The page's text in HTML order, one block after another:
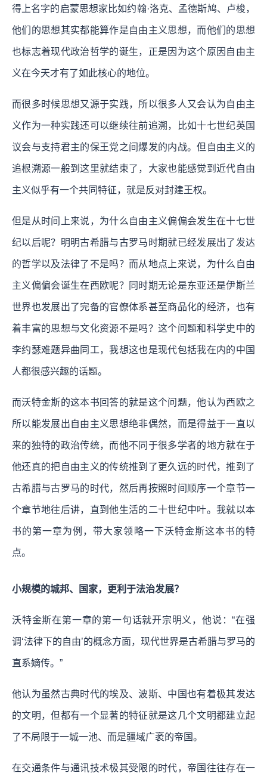
得上名字的启蒙思想家比如约翰·洛克、孟德斯鸠、卢梭，
他们的思想其实都能算作是自由主义思想，而他们的思想
也标志着现代政治哲学的诞生，正是因为这个原因自由主
义在今天才有了如此核心的地位。
而很多时候思想又源于实践，所以很多人又会认为自由主
义作为一种实践还可以继续往前追溯，比如十七世纪英国
议会与支持君主的保王党之间爆发的内战。但自由主义的
追根溯源一般到这里就结束了，大家也能感觉到近代自由
主义似乎有一个共同特征，就是反对封建王权。
但是从时间上来说，为什么自由主义偏偏会发生在十七世
纪以后呢？明明古希腊与古罗马时期就已经发展出了发达
的哲学以及法律了不是吗？而从地点上来说，为什么自由
主义偏偏会诞生在西欧呢？同时期无论是东亚还是伊斯兰
世界也发展出了完备的官僚体系甚至商品化的经济，也有
着丰富的思想与文化资源不是吗？这个问题和科学史中的
李约瑟难题异曲同工，我想这也是现代包括我在内的中国
人都很感兴趣的话题。
而沃特金斯的这本书回答的就是这个问题，他认为西欧之
所以能发展出自由主义思想绝非偶然，而是得益于一直以
来的独特的政治传统，而他不同于很多学者的地方就在于
他还真的把自由主义的传统推到了更久远的时代，推到了
古希腊与古罗马的时代，然后再按照时间顺序一个章节一
个章节地往后讲，直到他生活的二十世纪中叶。我就以本
书的第一章为例，带大家领略一下沃特金斯这本书的特
点。
小规模的城邦、国家，更利于法治发展？
沃特金斯在第一章的第一句话就开宗明义，他说：“在强
调‘法律下的自由’的概念方面，现代世界是古希腊与罗马的
直系嫡传。”
他认为虽然古典时代的埃及、波斯、中国也有着极其发达
的文明，但都有一个显著的特征就是这几个文明都建立起
了不局限于一城一池、而是疆域广袤的帝国。
在交通条件与通讯技术极其受限的时代，帝国往往存在一